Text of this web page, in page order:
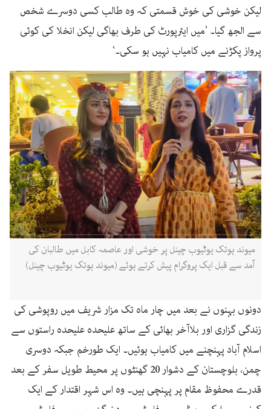
لیکن خوشی کی خوش قسمتی کہ وہ طالب کسی دوسرے شخص
سے الجھ گیا۔ ’میں ایئرپورٹ کی طرف بھاگی لیکن انخلا کی کوئی
پرواز پکڑنے میں کامیاب نہیں ہو سکی۔‘
میوند ہوتک یوٹیوب چینل پر خوشی اور عاصمہ کابل میں طالبان کی
آمد سے قبل ایک پروگرام پیش کرتے ہوئے (میوند ہوتک یوٹیوب چینل)
دونوں بہنوں نے بعد میں چار ماہ تک مزار شریف میں روپوشی کی
زندگی گزاری اور بلاآخر بھائی کے ساتھ علیحدہ علیحدہ راستوں سے
اسلام آباد پہنچنے میں کامیاب ہوئیں۔ ایک طورخم جبکہ دوسری
چمن، بلوچستان کے دشوار 20 گھنٹوں پر محیط طویل سفر کے بعد
قدرے محفوظ مقام پر پہنچی ہیں۔ وہ اس شہر اقتدار کے ایک